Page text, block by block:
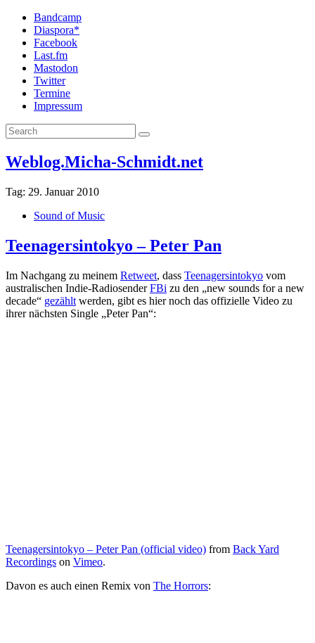
Bandcamp
Diaspora*
Facebook
Last.fm
Mastodon
Twitter
Termine
Impressum
Weblog.Micha-Schmidt.net
Tag: 29. Januar 2010
Sound of Music
Teenagersintokyo – Peter Pan
Im Nachgang zu meinem Retweet, dass Teenagersintokyo vom
australischen Indie-RadiosenderFBi zu den „new sounds for a new
decade“ gezählt werden, gibt es hier noch das offizielle Video zu
ihrer nächsten Single „Peter Pan“:
Teenagersintokyo – Peter Pan (official video) from Back Yard
Recordings on Vimeo.
Davon es auch einen Remix von The Horrors: